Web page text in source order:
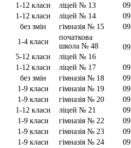
1-12 класи ліцей № 13
1-12 класи ліцей № 14
без змін гімназія № 15
1-4 класи
початкова
школа № 48
5-12 класи
ліцей № 16
1-12 класи ліцей № 17
без змін гімназія № 18
1-9 класи гімназія № 19
1-9 класи гімназія № 20
1-12 класи ліцей № 21
1-9 класи гімназія № 22
1-9 класи гімназія № 23
1-9 класи гімназія № 24